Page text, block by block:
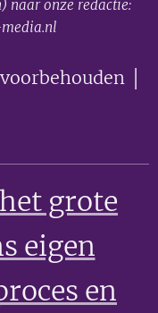
naar onze redactie:
│
grote
eigen
en